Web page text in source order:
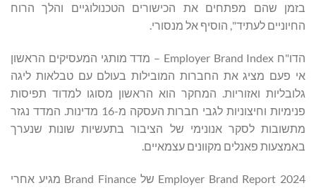
בזמן שהם מפתחים את הכישורים הטכנולוגיים והלך הרוח
החיוניים לעתיד", הוסיף אל מנסורי.
הדו"ח Employer Brand Index – מדד מותגי המעסיקים הראשון
אי פעם מציג את החברות המובילות בעולם עם טבלאות ליגה
גלובליות ואזוריות. המחקר הוא הראשון מסוגו למדוד תפיסות
פנימיות וחיצוניות לגבי חברות העסקה מ-16 מדינות. המדד נגזר
מתשובות לסקר אנונימי של הציבור בתעשיות שונות שנערך
באמצעות פאנלים מקוונים עצמאיים.
Employer Brand Report 2024 של Brand Finance מגיע אחרי